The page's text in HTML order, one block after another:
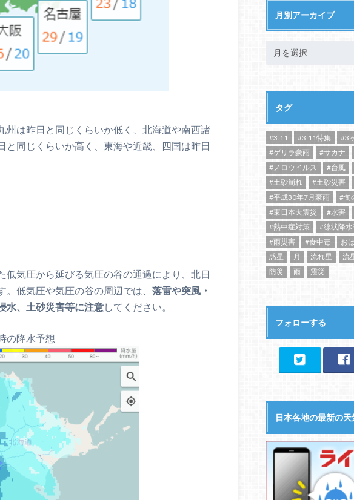
州は昨日と同じくらいか低く、北海道や南西諸
同じくらいか高く、東海や近畿、四国は昨日
気圧から延びる気圧の谷の通過により、北日
低気圧や気圧の谷の周辺では、 落雷や突風・
水、土砂災害等に注意してください。
の降水予想
月別アーカイブ
タグ
#3.11 #3.11特集 #3
#ゲリラ豪雨
#サカナ
#ノロウイルス
#台風
#土砂崩れ
#土砂災害
#平成30年7月豪雨
#旬
#東日本大震災
#水害
#熱中症対策
#線状降
#雨災害
#食中毒 お
惑星
月 流れ星 流
防災
雨 震災
フォローする
日本各地の最新の